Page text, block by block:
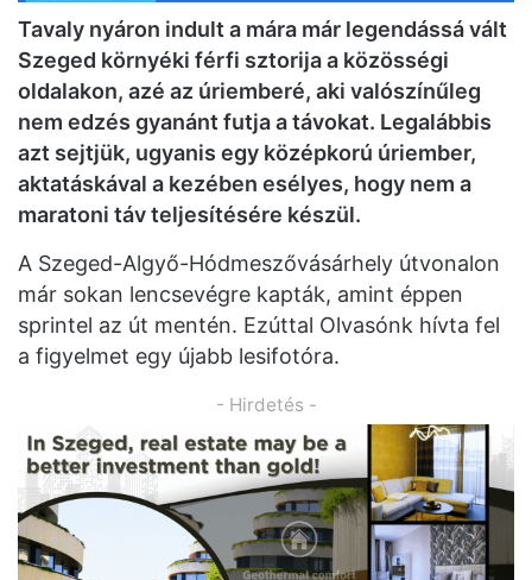
Tavaly nyáron indult a mára már legendássá vált
Szeged környéki férfi sztorija a közösségi
oldalakon, azé az úriemberé, aki valószínűleg
nem edzés gyanánt futja a távokat. Legalábbis
azt sejtjük, ugyanis egy középkorú úriember,
aktatáskával a kezében esélyes, hogy nem a
maratoni táv teljesítésére készül.
A Szeged-Algyő-Hódmeszővásárhely útvonalon
már sokan lencsevégre kapták, amint éppen
sprintel az út mentén. Ezúttal Olvasónk hívta fel
a figyelmet egy újabb lesifotóra.
- Hirdetés -